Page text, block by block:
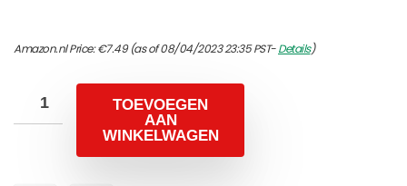
Amazon.nl Price:€7.49(as of 08/04/2023 23:35 PST-Details)
TOEVOEGEN
AAN
WINKELWAGEN